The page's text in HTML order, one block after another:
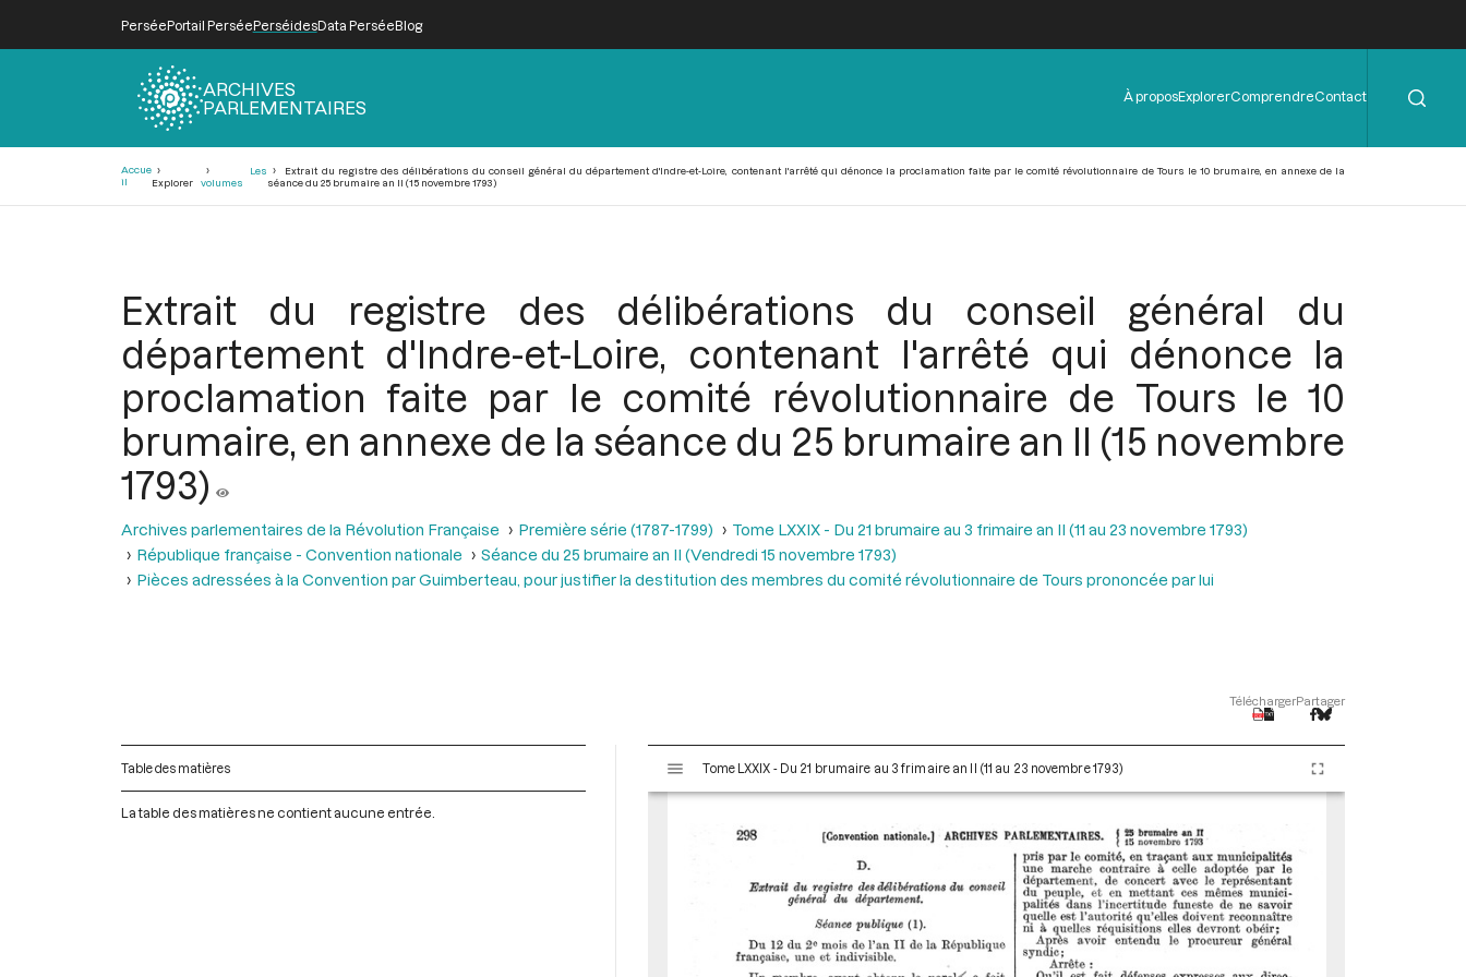
PerséePortail PerséePerséidesData PerséeBlog
ARCHIVES
PARLEMENTAIRES
Menu
de
À proposExplorerComprendreContact
Accue
il
Explorer
Les
volumes
Extrait du registre des délibérations du conseil général du département d'Indre-et-Loire, contenant l'arrêté qui dénonce la proclamation faite par le comité révolutionnaire de Tours le 10 brumaire, en annexe de la
séance du 25 brumaire an II (15 novembre 1793)
Extrait du registre des délibérations du conseil général du
département d'Indre-et-Loire, contenant l'arrêté qui dénonce la
proclamation faite par le comité révolutionnaire de Tours le 10
brumaire, en annexe de la séance du 25 brumaire an II (15 novembre
1793)
Archives parlementaires de la Révolution Française Première série (1787-1799)
Tome LXXIX - Du 21 brumaire au 3 frimaire an II (11 au 23 novembre 1793)
République française - Convention nationale
Séance du 25 brumaire an II (Vendredi 15 novembre 1793)
Pièces adressées à la Convention par Guimberteau, pour justifier la destitution des membres du comité révolutionnaire de Tours prononcée par lui
TéléchargerPartager
Table des matières
La table des matières ne contient aucune entrée.
s
Tome LXXIX - Du 21 brumaire au 3 frimaire an II (11 au 23 novembre 1793)